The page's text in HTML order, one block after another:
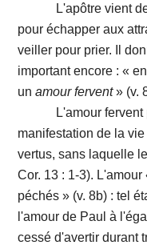
L'apôtre vient de
pour échapper aux
veiller pour prier. Il
important encore : «
unamour fervent» (v.
L'amour fervent
manifestation de la
vertus, sans laquelle
Cor. 13 : 1-3).
péchés » (v. 8b) : tel
l'amour de Paul à
cessé d'avertir durant